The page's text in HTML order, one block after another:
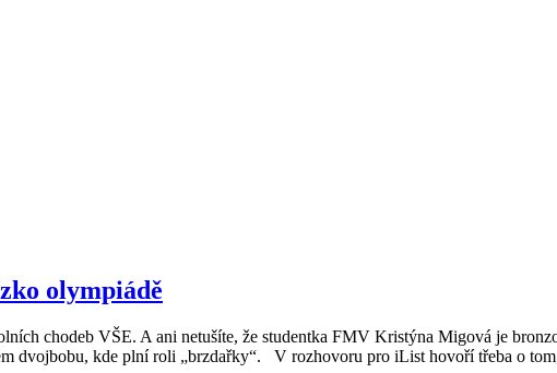
olympiádě
chodeb VŠE. A ani netušíte, že studentka FMV Kristýna Migová je
dvojbobu, kde plní roli „brzdařky“. V rozhovoru pro iList hovoří třeba o